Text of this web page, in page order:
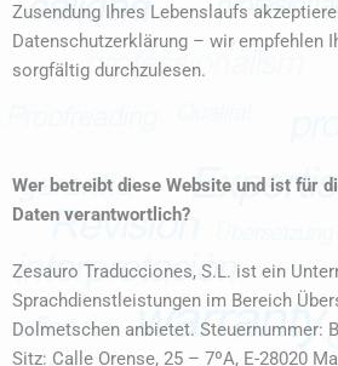
Zusendung Ihres Lebenslaufs
Datenschutzerklärung – wir empfehlen
sorgfältig durchzulesen.
Wer betreibt diese Website und ist für
Daten verantwortlich?
Zesauro Traducciones, S.L. ist ein
Sprachdienstleistungen im Bereich
Dolmetschen anbietet. Steuernummer:
Sitz: Calle Orense, 25 – 7ºA, E-28020